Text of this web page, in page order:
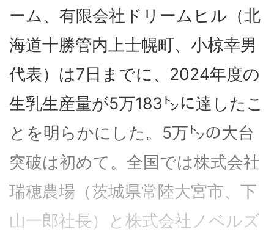
ーム、有限会社ドリームヒル（北
海道十勝管内上士幌町、小椋幸男
代表）は7日までに、2024年度の
生乳生産量が5万183㌧に達したこ
とを明らかにした。5万㌧の大台
突破は初めて。全国では株式会社
瑞穂農場（茨城県常陸大宮市、下
山一郎社長）と株式会社ノベルズ